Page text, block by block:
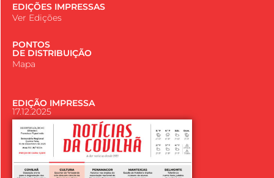
EDIÇÕES IMPRESSAS
Ver Edições
PONTOS
DE DISTRIBUIÇÃO
Mapa
EDIÇÃO IMPRESSA
17.12.2025